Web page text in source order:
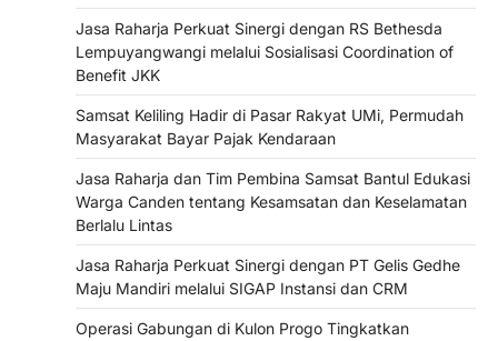
Jasa Raharja Perkuat Sinergi dengan RS Bethesda
Lempuyangwangi melalui Sosialisasi Coordination of
Benefit JKK
Samsat Keliling Hadir di Pasar Rakyat UMi, Permudah
Masyarakat Bayar Pajak Kendaraan
Jasa Raharja dan Tim Pembina Samsat Bantul Edukasi
Warga Canden tentang Kesamsatan dan Keselamatan
Berlalu Lintas
Jasa Raharja Perkuat Sinergi dengan PT Gelis Gedhe
Maju Mandiri melalui SIGAP Instansi dan CRM
Operasi Gabungan di Kulon Progo Tingkatkan